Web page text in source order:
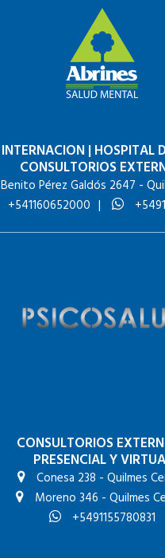
INTERNACION|HOSPITAL
CONSULTORIOS
Benito Pérez Galdós 2647 -
+541160652000 |
CONSULTORIOS
PRESENCIAL Y
Conesa 238 - Quilmes
Moreno 346 - Quilmes
+5491155780831